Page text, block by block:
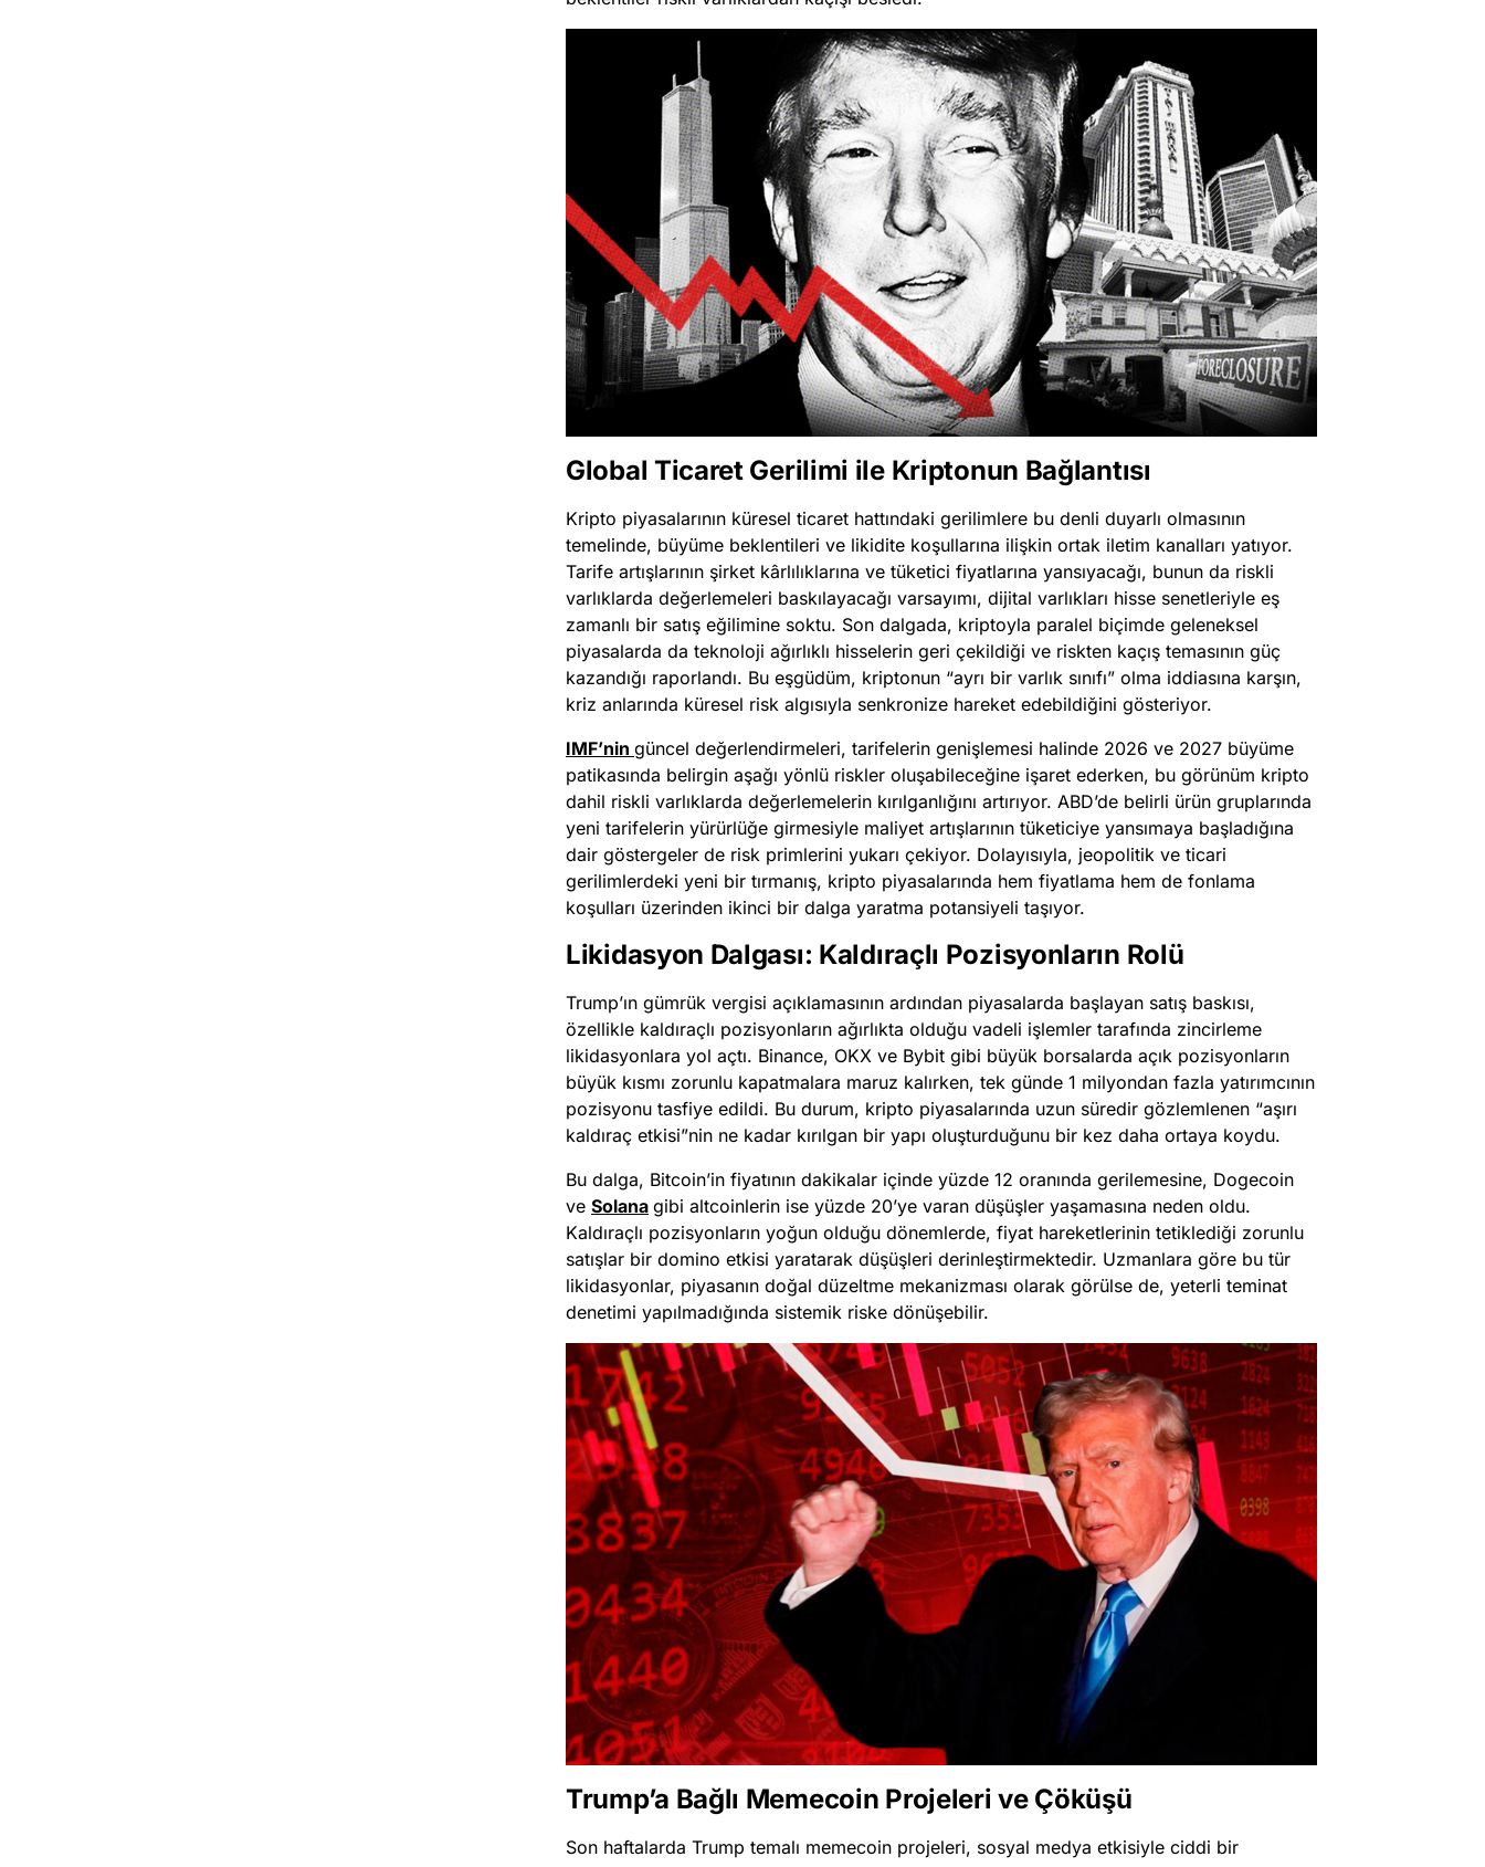
Global Ticaret Gerilimi ile Kriptonun Bağlantısı
Kripto piyasalarının küresel ticaret hattındaki gerilimlere bu denli duyarlı olmasının
temelinde, büyüme beklentileri ve likidite koşullarına ilişkin ortak iletim kanalları yatıyor.
Tarife artışlarının şirket kârlılıklarına ve tüketici fiyatlarına yansıyacağı, bunun da riskli
varlıklarda değerlemeleri baskılayacağı varsayımı, dijital varlıkları hisse senetleriyle eş
zamanlı bir satış eğilimine soktu. Son dalgada, kriptoyla paralel biçimde geleneksel
piyasalarda da teknoloji ağırlıklı hisselerin geri çekildiği ve riskten kaçış temasının güç
kazandığı raporlandı. Bu eşgüdüm, kriptonun “ayrı bir varlık sınıfı” olma iddiasına karşın,
kriz anlarında küresel risk algısıyla senkronize hareket edebildiğini gösteriyor.
IMF’nin güncel değerlendirmeleri, tarifelerin genişlemesi halinde 2026 ve 2027 büyüme
patikasında belirgin aşağı yönlü riskler oluşabileceğine işaret ederken, bu görünüm kripto
dahil riskli varlıklarda değerlemelerin kırılganlığını artırıyor. ABD’de belirli ürün gruplarında
yeni tarifelerin yürürlüğe girmesiyle maliyet artışlarının tüketiciye yansımaya başladığına
dair göstergeler de risk primlerini yukarı çekiyor. Dolayısıyla, jeopolitik ve ticari
gerilimlerdeki yeni bir tırmanış, kripto piyasalarında hem fiyatlama hem de fonlama
koşulları üzerinden ikinci bir dalga yaratma potansiyeli taşıyor.
Likidasyon Dalgası: Kaldıraçlı Pozisyonların Rolü
Trump’ın gümrük vergisi açıklamasının ardından piyasalarda başlayan satış baskısı,
özellikle kaldıraçlı pozisyonların ağırlıkta olduğu vadeli işlemler tarafında zincirleme
likidasyonlara yol açtı. Binance, OKX ve Bybit gibi büyük borsalarda açık pozisyonların
büyük kısmı zorunlu kapatmalara maruz kalırken, tek günde 1 milyondan fazla yatırımcının
pozisyonu tasfiye edildi. Bu durum, kripto piyasalarında uzun süredir gözlemlenen “aşırı
kaldıraç etkisi”nin ne kadar kırılgan bir yapı oluşturduğunu bir kez daha ortaya koydu.
Bu dalga, Bitcoin’in fiyatının dakikalar içinde yüzde 12 oranında gerilemesine, Dogecoin
ve Solana gibi altcoinlerin ise yüzde 20’ye varan düşüşler yaşamasına neden oldu.
Kaldıraçlı pozisyonların yoğun olduğu dönemlerde, fiyat hareketlerinin tetiklediği zorunlu
satışlar bir domino etkisi yaratarak düşüşleri derinleştirmektedir. Uzmanlara göre bu tür
likidasyonlar, piyasanın doğal düzeltme mekanizması olarak görülse de, yeterli teminat
denetimi yapılmadığında sistemik riske dönüşebilir.
Trump’a Bağlı Memecoin Projeleri ve Çöküşü
Son haftalarda Trump temalı memecoin projeleri, sosyal medya etkisiyle ciddi bir